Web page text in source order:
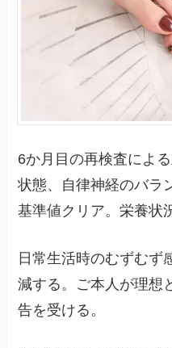
6か月目の再検査によ
状態、自律神経のバラ
基準値クリア。栄養状
日常生活時のむずむず
減する。ご本人が理想
告を受ける。